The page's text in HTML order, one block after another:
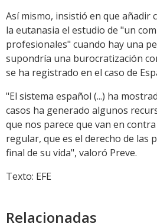
Así mismo, insistió en que añadir
la eutanasia el estudio de "un
profesionales" cuando hay una
supondría una burocratización
se ha registrado en el caso de
"El sistema español (...) ha
casos ha generado algunos
que nos parece que van en
regular, que es el derecho de las
final de su vida", valoró Preve.
Texto: EFE
Relacionadas